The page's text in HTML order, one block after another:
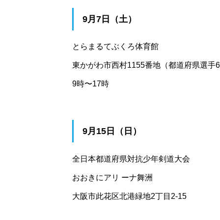
9月7日（土）
とらまるてぶくろ体育館
東かがわ市西村1155番地（都道府県選手6
9時〜17時
9月15日（日）
全日本都道府県対抗少年剣道大会
おおきにアリ ーナ舞洲
大阪市此花区北港緑地2丁目2-15